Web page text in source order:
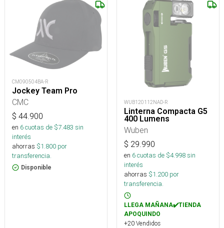
CM090504BA-R
Jockey Team Pro
CMC
$ 44.900
en 6cuotas de $7.483 sin
interés
ahorras $1.800 por
transferencia.
Disponible
WUB120112NAD-R
Linterna Compacta G5
400 Lumens
Wuben
$ 29.990
en 6cuotas de $4.998sin
interés
ahorras $1.200 por
transferencia.
LLEGA MAÑANA✔️TIENDA
APOQUINDO
+20 Vendidos